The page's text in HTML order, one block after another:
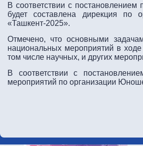
В соответствии с
будет составлена дирекция по
«Ташкент-2025».
Отмечено, что основными
национальных мероприятий в
том числе научных, и других
В соответствии с
мероприятий по организации